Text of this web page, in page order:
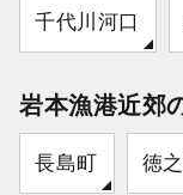
千代川河口
岩本漁港近郊
長島町 徳